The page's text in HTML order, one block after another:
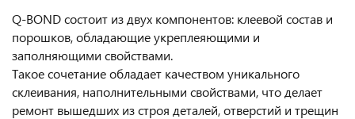
Q-BOND состоит из двух компонентов: клеевой состав и
порошков, обладающие укреплеяющими и
заполняющими свойствами.
Такое сочетание обладает качеством уникального
склеивания, наполнительными свойствами, что делает
ремонт вышедших из строя деталей, отверстий и трещин